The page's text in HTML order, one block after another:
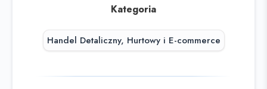
Kategoria
Handel Detaliczny, Hurtowy i E-commerce